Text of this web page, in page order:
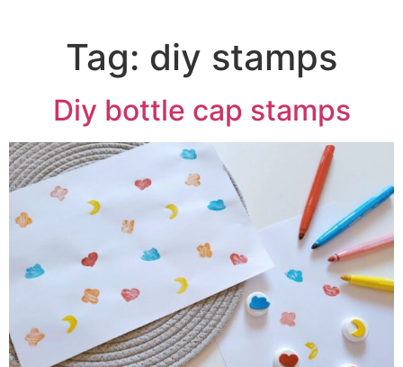
Tag: diy stamps
Diy bottle cap stamps